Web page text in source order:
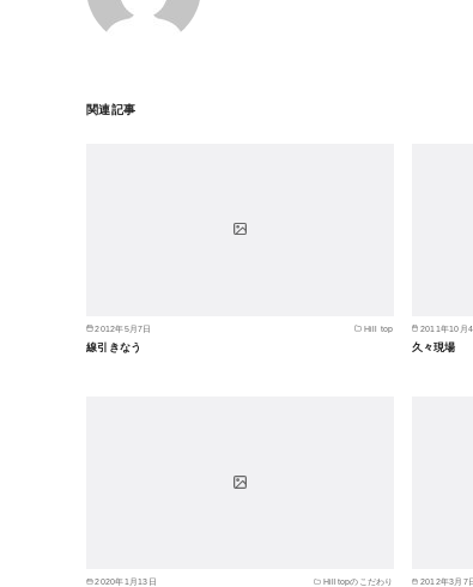
関連記事
2012年5月7日 Hill top
線引きなう
2011年10月4
久々現場
2020年1月13日 Hilltopのこだわり 2012年3月7日